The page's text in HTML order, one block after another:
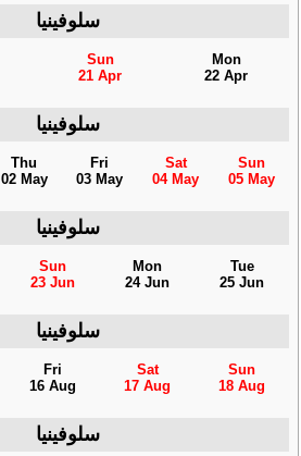
سلوفينيا
Sun
21 Apr
Mon
22 Apr
سلوفينيا
Thu
02 May
Fri
03 May
Sat
04 May
Sun
05 May
سلوفينيا
Sun
23 Jun
Mon
24 Jun
Tue
25 Jun
سلوفينيا
Fri
16 Aug
Sat
17 Aug
Sun
18 Aug
سلوفينيا